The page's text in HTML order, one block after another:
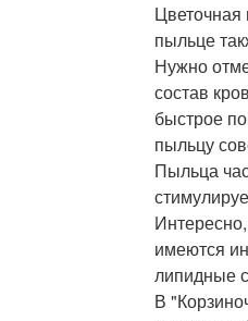
Цветочная
пыльце
Нужно
состав
быстрое
пыльцу
Пыльца
имеются
липидные
В